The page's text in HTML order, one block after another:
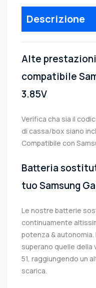
Descrizione
Alte
compatibile
3.85V
Verifica cha sia il
di cassa/box siano
Compatibile con
Batteria
tuo Samsung
Le nostre batterie
continuamente
potenza &
superano quelle della
51, raggiungendo un
scarica.